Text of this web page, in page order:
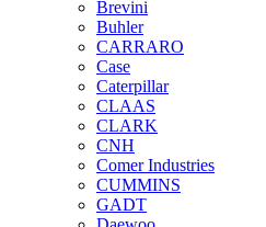
Brevini
Buhler
CARRARO
Case
Caterpillar
CLAAS
CLARK
CNH
Comer Industries
CUMMINS
GADT